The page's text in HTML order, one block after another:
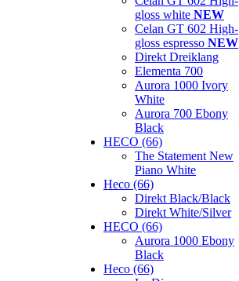
gloss white NEW
Celan GT 602 High-
gloss espresso NEW
Direkt Dreiklang
Elementa 700
Aurora 1000 Ivory
White
Aurora 700 Ebony
Black
HECO (66)
The Statement New
Piano White
Heco (66)
Direkt Black/Black
Direkt White/Silver
HECO (66)
Aurora 1000 Ebony
Black
Heco (66)